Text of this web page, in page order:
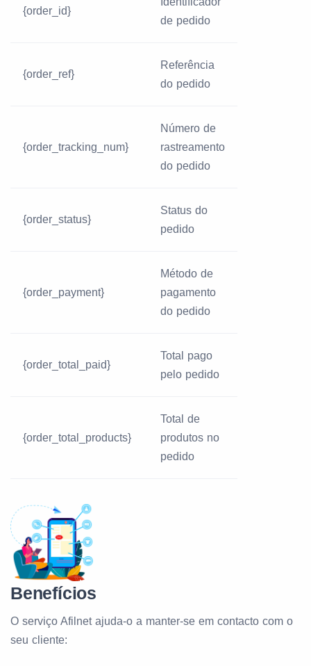
{order_id}
de pedido
{order_ref}
Referência
do pedido
{order_tracking_num}
Número de
rastreamento
do pedido
{order_status}
Status do
pedido
{order_payment}
Método de
pagamento
do pedido
{order_total_paid}
Total pago
pelo pedido
{order_total_products}
Total de
produtos no
pedido
Benefícios
O serviço Afilnet ajuda-o a manter-se em contacto com o
seu cliente: